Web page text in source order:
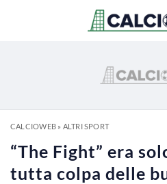
CALCIOWEB» ALTRI SPORT
“The Fight” era
tutta colpa delle